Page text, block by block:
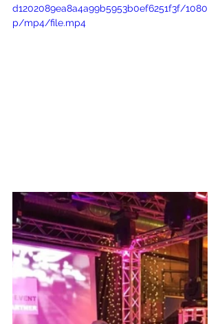
d1202089ea8a4a99b5953b0ef6251f3f/1080
p/mp4/file.mp4